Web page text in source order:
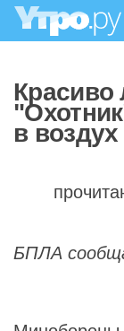
Красиво
в
БПЛА